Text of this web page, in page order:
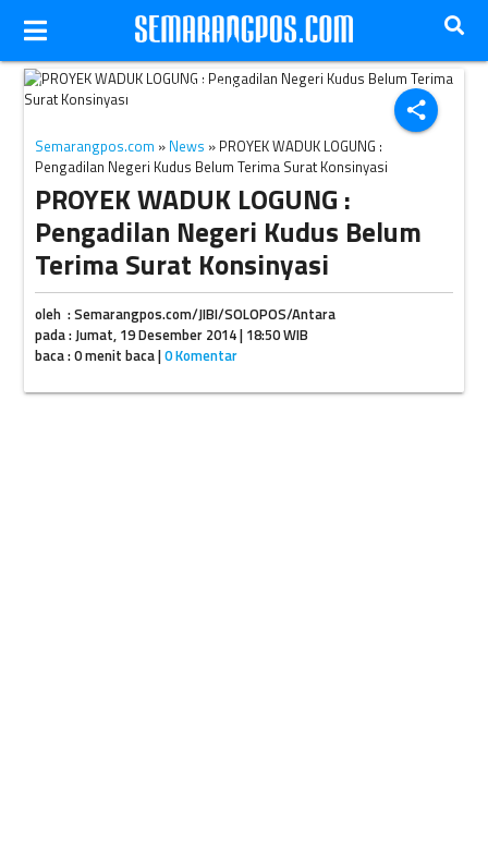
share
Ilustrasi pekerja proyek (JIBI/Dok)
Semarangpos.com » News » PROYEK WADUK LOGUNG :
Pengadilan Negeri Kudus Belum Terima Surat Konsinyasi
PROYEK WADUK LOGUNG :
Pengadilan Negeri Kudus Belum
Terima Surat Konsinyasi
oleh : Semarangpos.com/JIBI/SOLOPOS/Antara
pada : Jumat, 19 Desember 2014 | 18:50 WIB
baca : 0 menit baca |0 Komentar